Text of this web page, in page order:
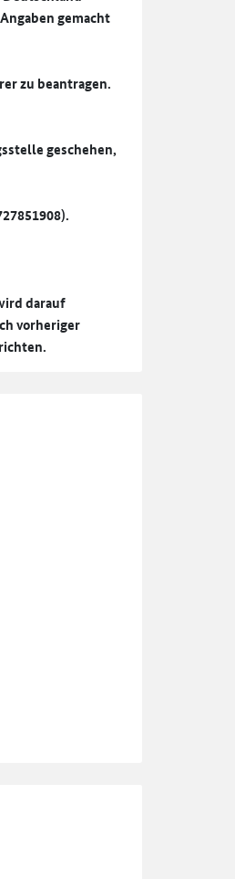
gemacht
zu beantragen.
geschehen,
darauf
vorheriger